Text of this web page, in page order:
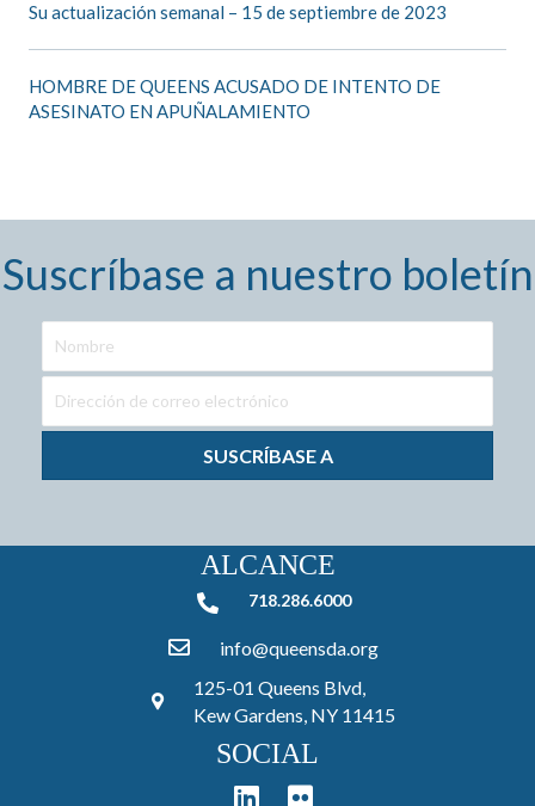
Su actualización semanal – 15 de septiembre de 2023
HOMBRE DE QUEENS ACUSADO DE INTENTO DE
ASESINATO EN APUÑALAMIENTO
Suscríbase a nuestro boletín
SUSCRÍBASE A
ALCANCE
718.286.6000718.286.6000
info@queensda.org
125-01 Queens Blvd,
Kew Gardens, NY 11415
SOCIAL